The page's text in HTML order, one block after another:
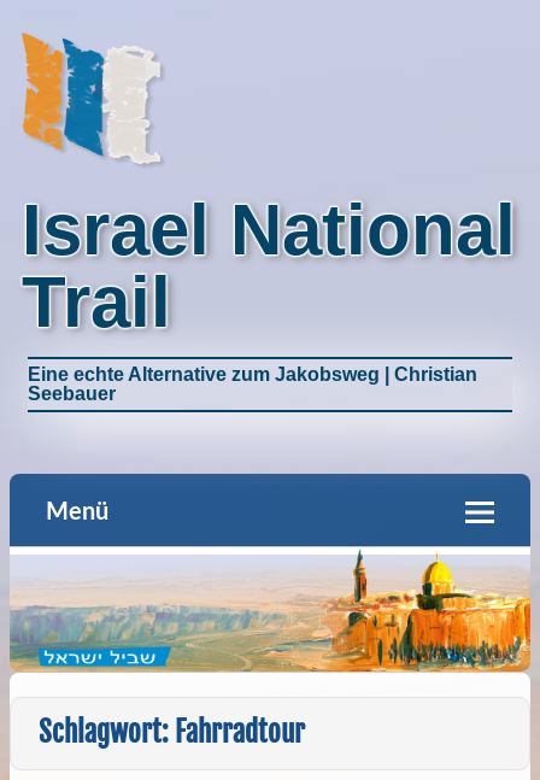
Israel National
Trail
Eine echte Alternative zum Jakobsweg | Christian
Seebauer
Menü
Schlagwort: Fahrradtour